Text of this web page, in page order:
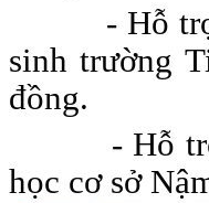
- Hỗ
sinh trường
đồng.
- Hỗ
học cơ sở